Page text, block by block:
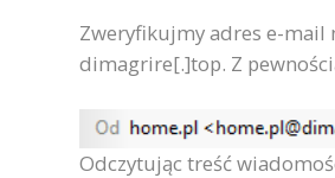
Zweryfikujmy adres e-mail
dimagrire[.]top. Z
Odczytując treść